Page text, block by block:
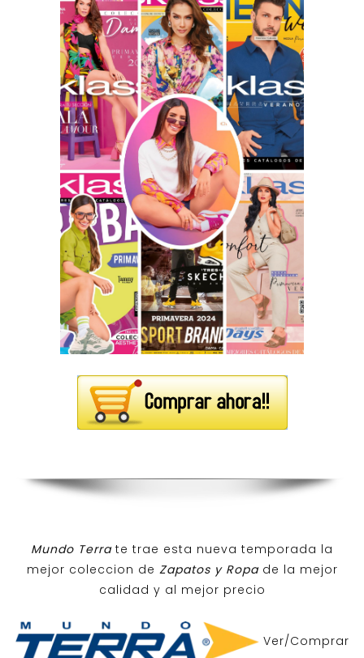
Mundo Terra te trae esta nueva temporada la
mejor coleccion de Zapatos y Ropa de la mejor
calidad y al mejor precio
Ver/Comprar